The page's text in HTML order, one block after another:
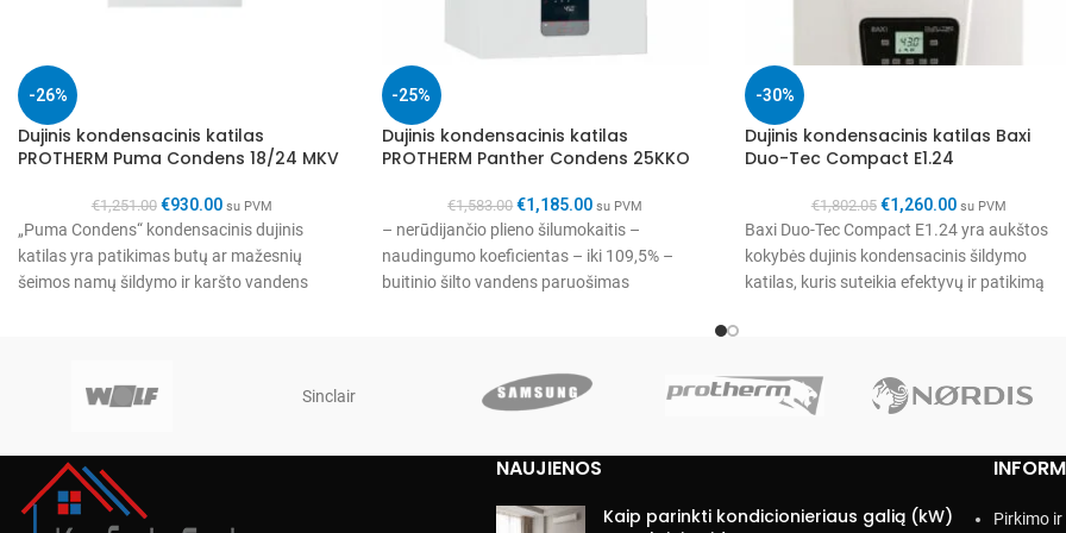
-26%
Dujinis kondensacinis katilas
PROTHERM Puma Condens 18/24 MKV
€1,251.00 €930.00 su PVM
„Puma Condens“ kondensacinis dujinis
katilas yra patikimas butų ar mažesnių
šeimos namų šildymo ir karšto vandens
-25%
Dujinis kondensacinis katilas
PROTHERM Panther Condens 25KKO
€1,583.00 €1,185.00 su PVM
– nerūdijančio plieno šilumokaitis –
naudingumo koeficientas – iki 109,5% –
buitinio šilto vandens paruošimas
-30%
Dujinis kondensacinis katilas Baxi
Duo-Tec Compact E1.24
€1,802.05 €1,260.00 su PVM
Baxi Duo-Tec Compact E1.24 yra aukštos
kokybės dujinis kondensacinis šildymo
katilas, kuris suteikia efektyvų ir patikimą
Sinclair
NAUJIENOS
Kaip parinkti kondicionieriaus galią (kW)
Pirkimo